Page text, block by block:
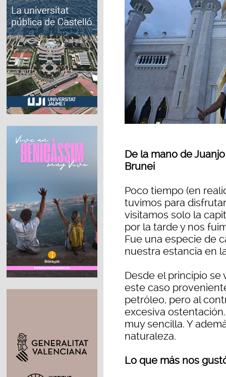
De la mano de
Brunei
Poco tiempo (en
tuvimos para
visitamos solo la
por la tarde y nos
Fue una especie de
nuestra estancia en
Desde el principio se
este caso
petróleo, pero al
excesiva
muy sencilla. Y
naturaleza.
Lo que más nos